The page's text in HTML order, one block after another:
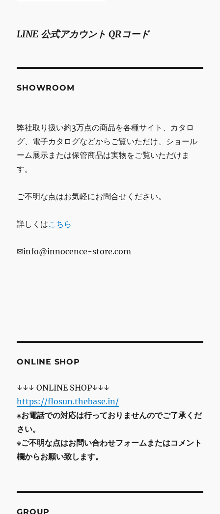
LINE 公式アカウント QRコード
SHOWROOM
弊社取り扱い約3万点の商品を各種サイト、カタロ
グ、電子カタログなどからご覧いただけ、ショール
ーム展示または保管商品は実物をご覧いただけま
す。
ご不明な点はお気軽にお問合せください。
詳しくはこちら
✉info@innocence-store.com
ONLINE SHOP
↓↓↓ ONLINE SHOP↓↓↓
https://flosun.thebase.in/
※お電話での対応は行っておりませんのでご了承くだ
さい。
※ご不明な点はお問い合わせフォームまたはコメント
欄からお願い致します。
GROUP